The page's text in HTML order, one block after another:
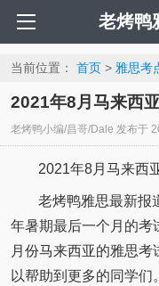
老烤鸭
当前位置： 首页> 雅思考
2021年8月马来西
老烤鸭小编/昌哥/Dale 发布于
2021年8月马来西
老烤鸭雅思最新报
年暑期最后一个月的考
月份马来西亚的雅思
以帮助到更多的同学们。